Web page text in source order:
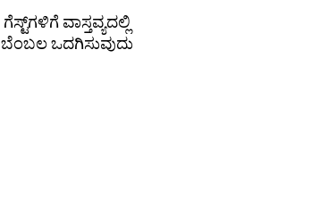
ಗೆಸ್ಟ್‌ಗಳಿಗೆ ವಾಸ್ತವ್ಯದಲ್ಲಿ
ಬೆಂಬಲ ಒದಗಿಸುವುದು